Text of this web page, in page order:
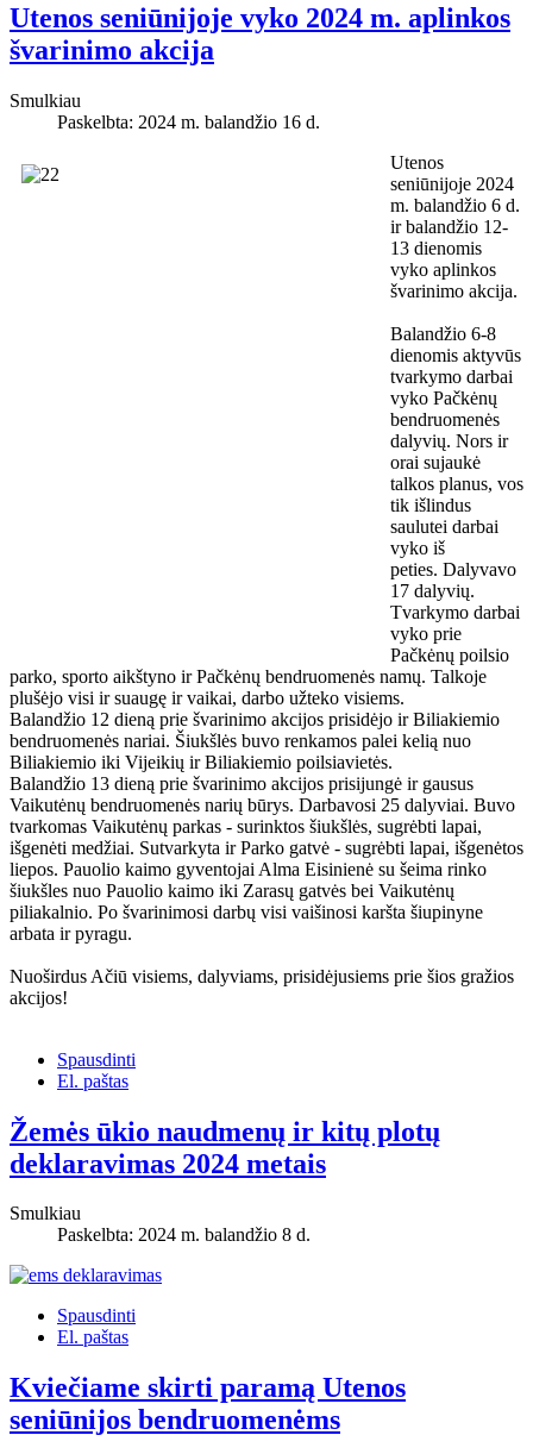
Utenos seniūnijoje vyko 2024 m. aplinkos
švarinimo akcija
Smulkiau
Paskelbta: 2024 m. balandžio 16 d.
Utenos
seniūnijoje 2024
m. balandžio 6 d.
ir balandžio 12-
13 dienomis
vyko aplinkos
švarinimo akcija.
Balandžio 6-8
dienomis aktyvūs
tvarkymo darbai
vyko Pačkėnų
bendruomenės
dalyvių. Nors ir
orai sujaukė
talkos planus, vos
tik išlindus
saulutei darbai
vyko iš
peties. Dalyvavo
17 dalyvių.
Tvarkymo darbai
vyko prie
Pačkėnų poilsio
parko, sporto aikštyno ir Pačkėnų bendruomenės namų. Talkoje
plušėjo visi ir suaugę ir vaikai, darbo užteko visiems.
Balandžio 12 dieną prie švarinimo akcijos prisidėjo ir Biliakiemio
bendruomenės nariai. Šiukšlės buvo renkamos palei kelią nuo
Biliakiemio iki Vijeikių ir Biliakiemio poilsiavietės.
Balandžio 13 dieną prie švarinimo akcijos prisijungė ir gausus
Vaikutėnų bendruomenės narių būrys. Darbavosi 25 dalyviai. Buvo
tvarkomas Vaikutėnų parkas - surinktos šiukšlės, sugrėbti lapai,
išgenėti medžiai. Sutvarkyta ir Parko gatvė - sugrėbti lapai, išgenėtos
liepos. Pauolio kaimo gyventojai Alma Eisinienė su šeima rinko
šiukšles nuo Pauolio kaimo iki Zarasų gatvės bei Vaikutėnų
piliakalnio. Po švarinimosi darbų visi vaišinosi karšta šiupinyne
arbata ir pyragu.
Nuoširdus Ačiū visiems, dalyviams, prisidėjusiems prie šios gražios
akcijos!
Spausdinti
El. paštas
Žemės ūkio naudmenų ir kitų plotų
deklaravimas 2024 metais
Smulkiau
Paskelbta: 2024 m. balandžio 8 d.
Spausdinti
El. paštas
Kviečiame skirti paramą Utenos
seniūnijos bendruomenėms